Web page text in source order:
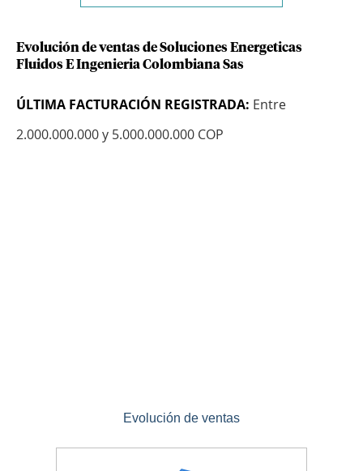
Evolución de ventas de Soluciones Energeticas
Fluidos E Ingenieria Colombiana Sas
ÚLTIMA FACTURACIÓN REGISTRADA: Entre
2.000.000.000 y 5.000.000.000 COP
Evolución de ventas